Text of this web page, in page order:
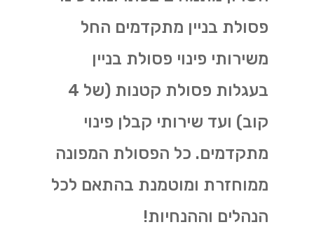
פסולת בניין מתקדמים החל
משירותי פינוי פסולת בניין
בעגלות פסולת קטנות (של 4
קוב) ועד שירותי קבלן פינוי
מתקדמים. כל הפסולת המפונה
ממוחזרת ומוטמנת בהתאם לכל
הנהלים וההנחיות!